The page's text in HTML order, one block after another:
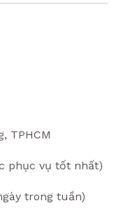
TPHCM
phục vụ tốt nhất)
trong tuần)